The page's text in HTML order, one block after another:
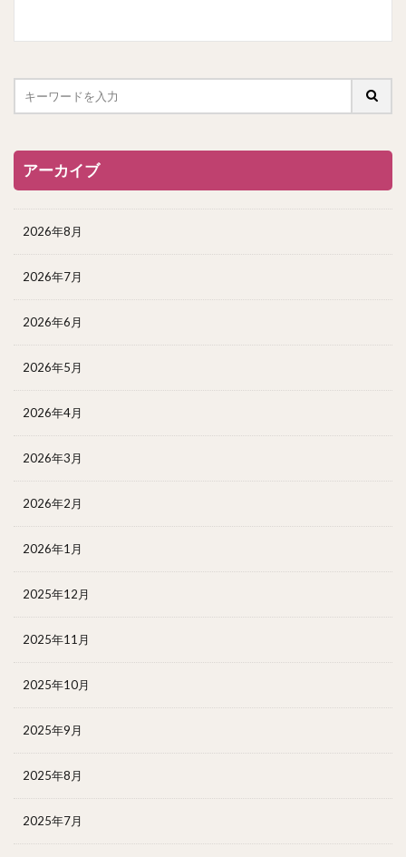
アーカイブ
2026年8月
2026年7月
2026年6月
2026年5月
2026年4月
2026年3月
2026年2月
2026年1月
2025年12月
2025年11月
2025年10月
2025年9月
2025年8月
2025年7月